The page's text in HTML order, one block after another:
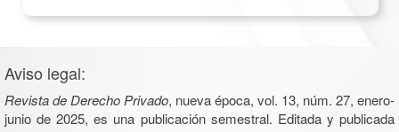
Aviso legal:
Revista de Derecho Privado, nueva época, vol. 13, núm. 27, enero-
junio de 2025, es una publicación semestral. Editada y publicada